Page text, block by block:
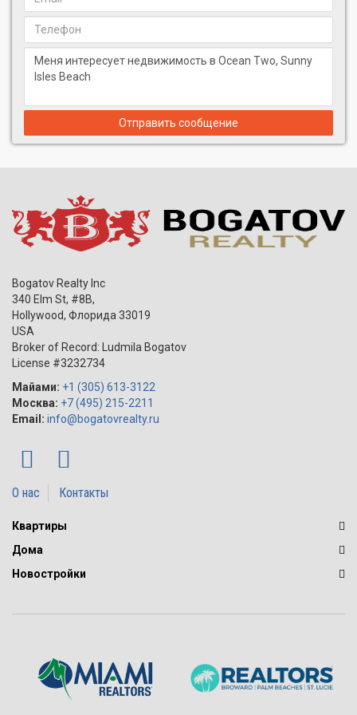
Отправить сообщение
Bogatov Realty Inc
340 Elm St, #8B,
Hollywood, Флорида 33019
USA
Broker of Record: Ludmila Bogatov
License #3232734
Майами: +1 (305) 613-3122
Москва: +7 (495) 215-2211
Email: info@bogatovrealty.ru
О нас Контакты
Квартиры
Дома
Новостройки